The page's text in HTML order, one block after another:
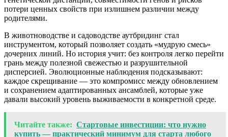
потери ценных свойств при излишнем различии между
родителями.
В животноводстве и садоводстве аутбридинг стал
инструментом, который позволяет создать «мудрую смесь»
дочерних линий. Но история учит: без контроля легко перейти
грань между полезной свежестью и разрушительной
дисперсией. Эволюционные наблюдения подсказывают:
каждое скрещивание — это компромисс между обновлением
и сохранением адаптированных ансамблей, которые уже
давали высокий уровень выживаемости в конкретной среде.
Читайте также: Стартовые инвестиции: что нужно
купить — практический минимум для старта любого